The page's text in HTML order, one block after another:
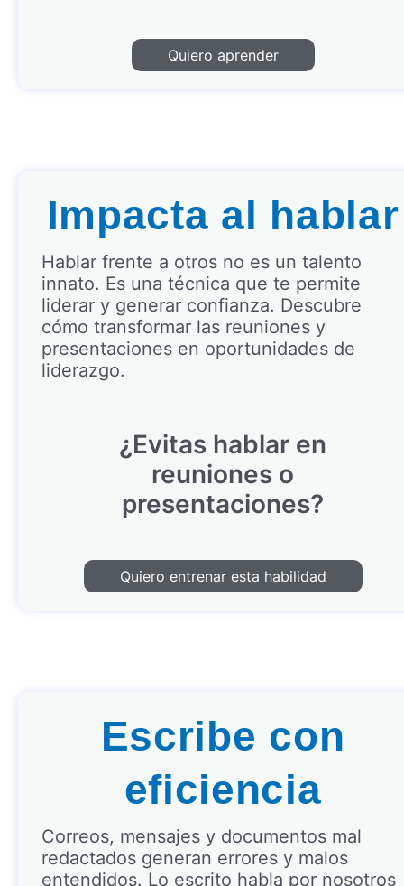
Quiero aprender
Impacta al hablar
Hablar frente a otros no es un talento
innato. Es una técnica que te permite
liderar y generar confianza. Descubre
cómo transformar las reuniones y
presentaciones en oportunidades de
liderazgo.
¿Evitas hablar en
reuniones o
presentaciones?
Quiero entrenar esta habilidad
Escribe con
eficiencia​
Correos, mensajes y documentos mal
redactados generan errores y malos
entendidos. Lo escrito habla por nosotros